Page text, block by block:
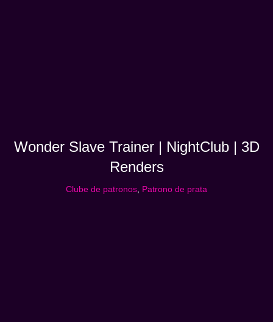
Wonder Slave Trainer | NightClub | 3D
Renders
Clube de patronos Patrono de prata